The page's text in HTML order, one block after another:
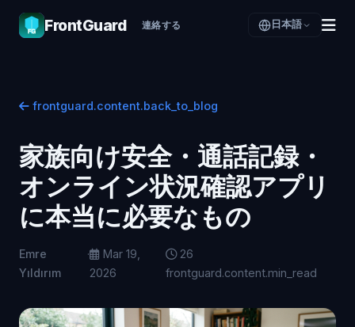
FrontGuard 連絡する 日本語
frontguard.content.back_to_blog
家族向け安全・通話記録・
オンライン状況確認アプリ
に本当に必要なもの
Emre
Yıldırım
·
Mar 19,
2026
26
frontguard.content.min_read